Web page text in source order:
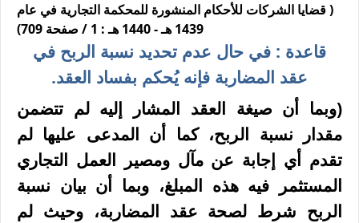
( قضايا الشركات للأحكام المنشورة للمحكمة التجارية في عام
1439 هـ - 1440 هـ : 1 / صفحة 709)
قاعدة : في حال عدم تحديد نسبة الربح في
عقد المضاربة فإنه يُحكم بفساد العقد.
(وبما أن صيغة العقد المشار إليه لم تتضمن
مقدار نسبة الربح، كما أن المدعى عليها لم
تقدم أي إجابة عن مآل ومصير العمل التجاري
المستثمر فيه هذه المبلغ، وبما أن بيان نسبة
الربح شرط لصحة عقد المضاربة، وحيث لم